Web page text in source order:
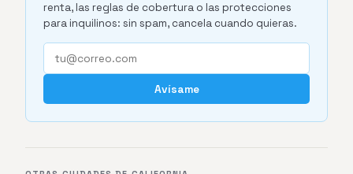
renta, las reglas de cobertura o las protecciones
para inquilinos: sin spam, cancela cuando quieras.
Avísame